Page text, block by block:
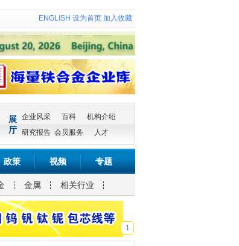
ENGLISH 设为首页 加入收藏
展
厅
企业风采 百科
机构介绍
研究报告 会员服务 人才
政策 视频 专题
金属 相关行业
1